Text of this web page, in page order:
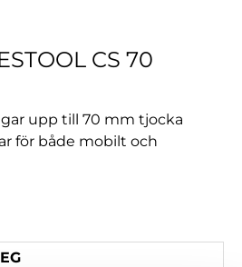
CS 70
upp till 70 mm tjocka
för både mobilt och